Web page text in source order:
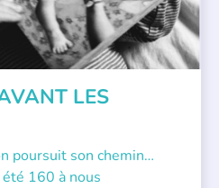
LES
poursuit son chemin…
été 160 à nous